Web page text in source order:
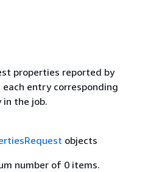
properties reported by
entry corresponding
the job.
objects
number of 0 items.